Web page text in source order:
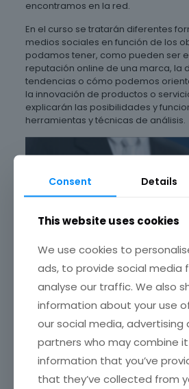
encontramos en la red.
En el curso se tratarán diferentes
medios sociales en función de los
podamos tener, como pueden ser
reputación online de una marca, la
tendencias o cómo podemos
la innovación de productos o
explicarán las posibilidades y
herramientas y técnicas de análisis.
A continuación, podéis ver el
curso:
Consent Details
This website uses cookies
We use cookies to
ads, to provide social media
analyse our traffic. We also
information about your use
our social media, advertising
partners who may combine
information that you’ve
that they’ve collected from